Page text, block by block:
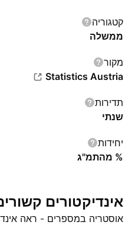
קטגוריה
ממשלה
מקור
Statistics Austria
תדירות
שנתי
יחידות
% מהתמ"ג
אינדיקטורים
אוסטריה במספרים - ראה